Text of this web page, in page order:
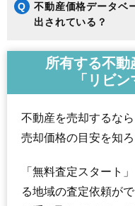
Q
不動産価格データベ
出されている？
所有する不動
「リビ
不動産を売却するな
売却価格の目安を知ろ
「無料査定スタート
る地域の査定依頼がで